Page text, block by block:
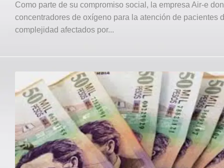
Como parte de su compromiso social, la empresa Air-e
concentradores de oxígeno para la atención de pacientes
complejidad afectados por...